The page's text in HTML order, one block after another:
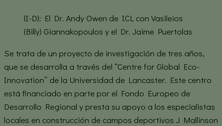
(I-D): El Dr. Andy Owen de ICL con Vasileios
(Billy) Giannakopoulos y el Dr. Jaime Puertolas
Se trata de un proyecto de investigación de tres años,
que se desarrolla a través del “Centre for Global Eco-
Innovation” de la Universidad de Lancaster. Este centro
está financiado en parte por el Fondo Europeo de
Desarrollo Regional y presta su apoyo a los especialistas
locales en construcción de campos deportivos J Mallinson